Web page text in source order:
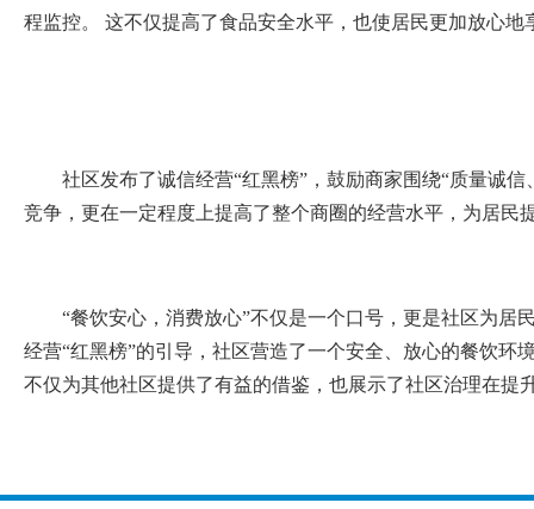
程监控。 这不仅提高了食品安全水平，也使居民更加放心地
社区发布了诚信经营“红黑榜”，鼓励商家围绕“质量诚
竞争，更在一定程度上提高了整个商圈的经营水平，为居民
“餐饮安心，消费放心”不仅是一个口号，更是社区为
经营“红黑榜”的引导，社区营造了一个安全、放心的餐饮
不仅为其他社区提供了有益的借鉴，也展示了社区治理在提